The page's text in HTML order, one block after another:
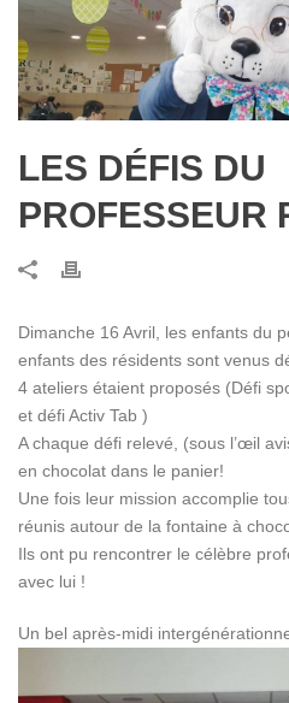
LES DÉFIS DU
PROFESSEUR
Dimanche 16 Avril, les enfants du
enfants des résidents sont venus
4 ateliers étaient proposés (Défi
et défi Activ Tab )
A chaque défi relevé, (sous l’œil
en chocolat dans le panier!
Une fois leur mission accomplie
réunis autour de la fontaine à
Ils ont pu rencontrer le célèbre
avec lui !
Un bel après-midi